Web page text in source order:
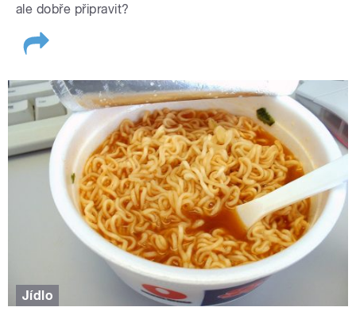
ale dobře připravit?
Jídlo